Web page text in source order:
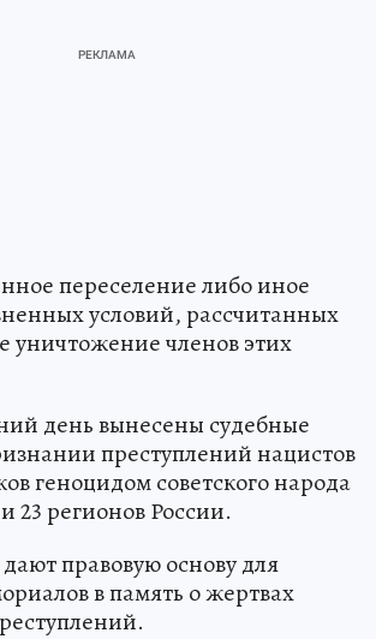
переселение либо иное
условий, рассчитанных
уничтожение членов этих
день вынесены судебные
преступлений нацистов
геноцидом советского народа
23 регионов России.
правовую основу для
в память о жертвах